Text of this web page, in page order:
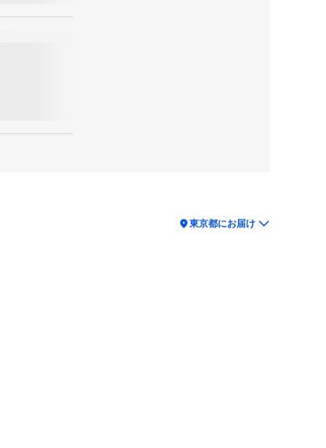
location_on東京都にお届け